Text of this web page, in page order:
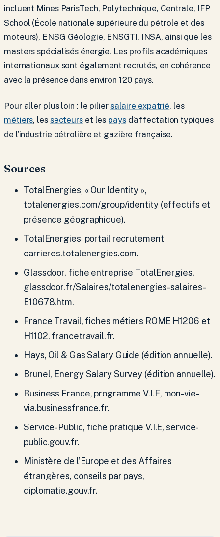
incluent Mines ParisTech, Polytechnique, Centrale, IFP
School (École nationale supérieure du pétrole et des
moteurs), ENSG Géologie, ENSGTI, INSA, ainsi que les
masters spécialisés énergie. Les profils académiques
internationaux sont également recrutés, en cohérence
avec la présence dans environ 120 pays.
Pour aller plus loin : le pilier salaire expatrié, les
métiers, les secteurset les paysd’affectation typiques
de l’industrie pétrolière et gazière française.
Sources
TotalEnergies, « Our Identity »,
totalenergies.com/group/identity (effectifs et
présence géographique).
TotalEnergies, portail recrutement,
carrieres.totalenergies.com.
Glassdoor, fiche entreprise TotalEnergies,
glassdoor.fr/Salaires/totalenergies-salaires-
E10678.htm.
France Travail, fiches métiers ROME H1206 et
H1102, francetravail.fr.
Hays, Oil & Gas Salary Guide (édition annuelle).
Brunel, Energy Salary Survey (édition annuelle).
Business France, programme V.I.E, mon-vie-
via.businessfrance.fr.
Service-Public, fiche pratique V.I.E, service-
public.gouv.fr.
Ministère de l’Europe et des Affaires
étrangères, conseils par pays,
diplomatie.gouv.fr.